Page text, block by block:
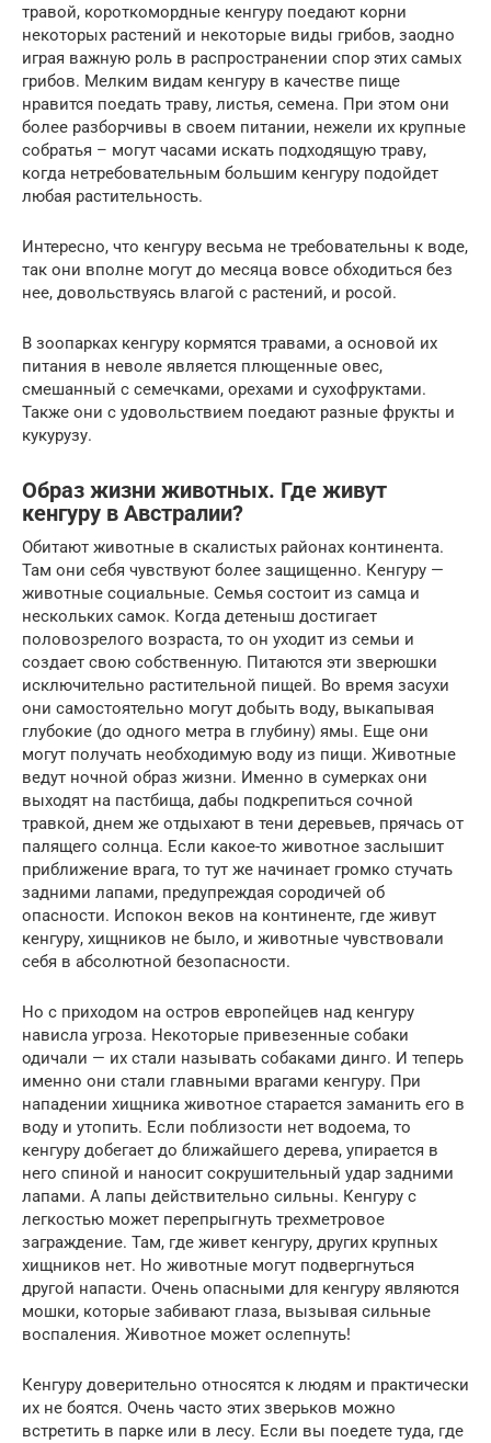
травой, короткомордные кенгуру поедают корни
некоторых растений и некоторые виды грибов, заодно
играя важную роль в распространении спор этих самых
грибов. Мелким видам кенгуру в качестве пище
нравится поедать траву, листья, семена. При этом они
более разборчивы в своем питании, нежели их крупные
собратья – могут часами искать подходящую траву,
когда нетребовательным большим кенгуру подойдет
любая растительность.
Интересно, что кенгуру весьма не требовательны к воде,
так они вполне могут до месяца вовсе обходиться без
нее, довольствуясь влагой с растений, и росой.
В зоопарках кенгуру кормятся травами, а основой их
питания в неволе является плющенные овес,
смешанный с семечками, орехами и сухофруктами.
Также они с удовольствием поедают разные фрукты и
кукурузу.
Образ жизни животных. Где живут
кенгуру в Австралии?
Обитают животные в скалистых районах континента.
Там они себя чувствуют более защищенно. Кенгуру —
животные социальные. Семья состоит из самца и
нескольких самок. Когда детеныш достигает
половозрелого возраста, то он уходит из семьи и
создает свою собственную. Питаются эти зверюшки
исключительно растительной пищей. Во время засухи
они самостоятельно могут добыть воду, выкапывая
глубокие (до одного метра в глубину) ямы. Еще они
могут получать необходимую воду из пищи. Животные
ведут ночной образ жизни. Именно в сумерках они
выходят на пастбища, дабы подкрепиться сочной
травкой, днем же отдыхают в тени деревьев, прячась от
палящего солнца. Если какое-то животное заслышит
приближение врага, то тут же начинает громко стучать
задними лапами, предупреждая сородичей об
опасности. Испокон веков на континенте, где живут
кенгуру, хищников не было, и животные чувствовали
себя в абсолютной безопасности.
Но с приходом на остров европейцев над кенгуру
нависла угроза. Некоторые привезенные собаки
одичали — их стали называть собаками динго. И теперь
именно они стали главными врагами кенгуру. При
нападении хищника животное старается заманить его в
воду и утопить. Если поблизости нет водоема, то
кенгуру добегает до ближайшего дерева, упирается в
него спиной и наносит сокрушительный удар задними
лапами. А лапы действительно сильны. Кенгуру с
легкостью может перепрыгнуть трехметровое
заграждение. Там, где живет кенгуру, других крупных
хищников нет. Но животные могут подвергнуться
другой напасти. Очень опасными для кенгуру являются
мошки, которые забивают глаза, вызывая сильные
воспаления. Животное может ослепнуть!
Кенгуру доверительно относятся к людям и практически
их не боятся. Очень часто этих зверьков можно
встретить в парке или в лесу. Если вы поедете туда, где